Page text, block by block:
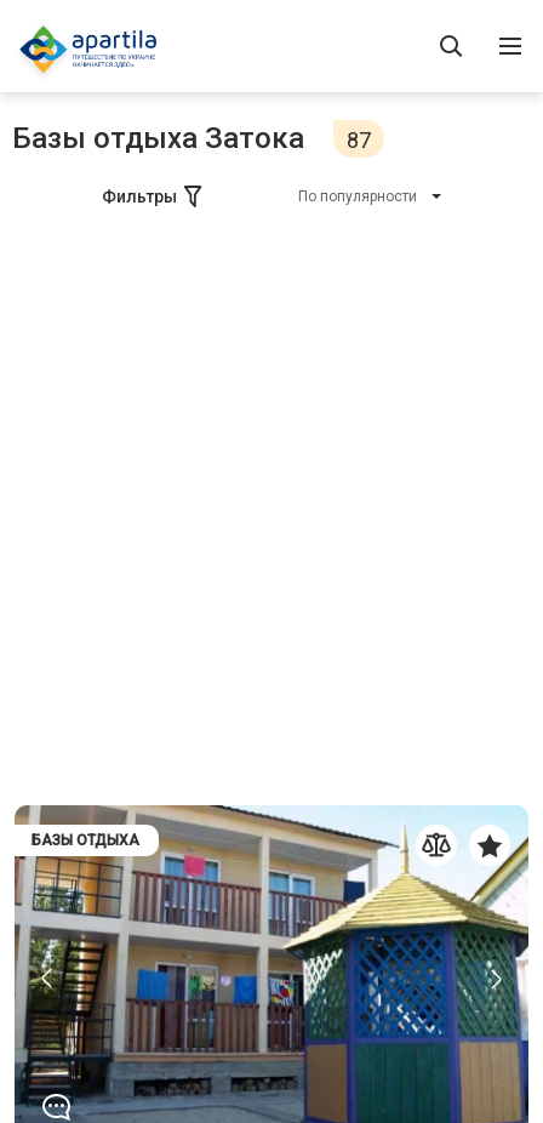
Базы отдыха Затока 87
Фильтры По популярности
БАЗЫ ОТДЫХА